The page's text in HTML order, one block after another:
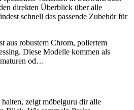
direkten Überblick über alle
schnell das passende Zubehör für
aus robustem Chrom, poliertem
Diese Modelle kommen als
od…
zeigt möbelguru dir alle